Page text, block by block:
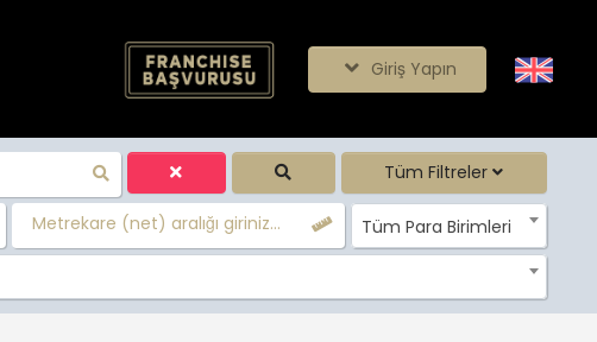
Giriş Yapın
Tüm Filtreler
Metrekare (net) aralığı giriniz... Tüm Para Birimleri